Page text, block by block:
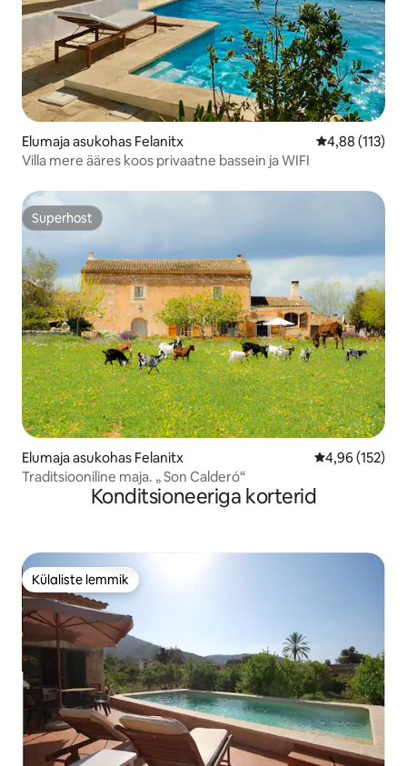
Elumaja asukohas Felanitx Keskmine
4,88 (113)
Villa mere ääres koos privaatne bassein ja WIFI
Superhost
Superhost
Elumaja asukohas Felanitx Keskmine
4,96 (152)
Traditsiooniline maja. „ Son Calderó“
Konditsioneeriga korterid
Külaliste lemmik
Külaliste lemmik